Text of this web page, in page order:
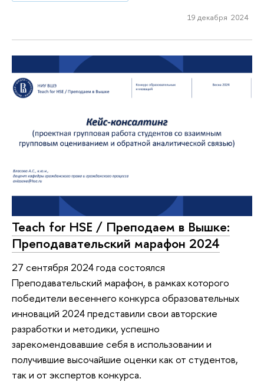
19 декабря 2024
Teach for HSE / Преподаем в Вышке:
Преподавательский марафон 2024
27 сентября 2024 года состоялся
Преподавательский марафон, в рамках которого
победители весеннего конкурса образовательных
инноваций 2024 представили свои авторские
разработки и методики, успешно
зарекомендовавшие себя в использовании и
получившие высочайшие оценки как от студентов,
так и от экспертов конкурса.